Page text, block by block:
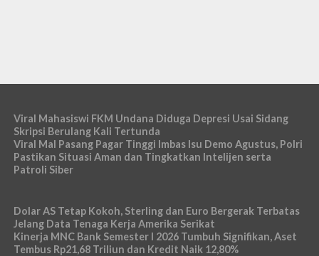
Viral Mahasiswi FKM Undana Diduga Depresi Usai Sidang
Skripsi Berulang Kali Tertunda
Viral Mal Pasang Pagar Tinggi Imbas Isu Demo Agustus, Polri
Pastikan Situasi Aman dan Tingkatkan Intelijen serta
Patroli Siber
Dolar AS Tetap Kokoh, Sterling dan Euro Bergerak Terbatas
Jelang Data Tenaga Kerja Amerika Serikat
Kinerja MNC Bank Semester I 2026 Tumbuh Signifikan, Aset
Tembus Rp21,68 Triliun dan Kredit Naik 12,80%